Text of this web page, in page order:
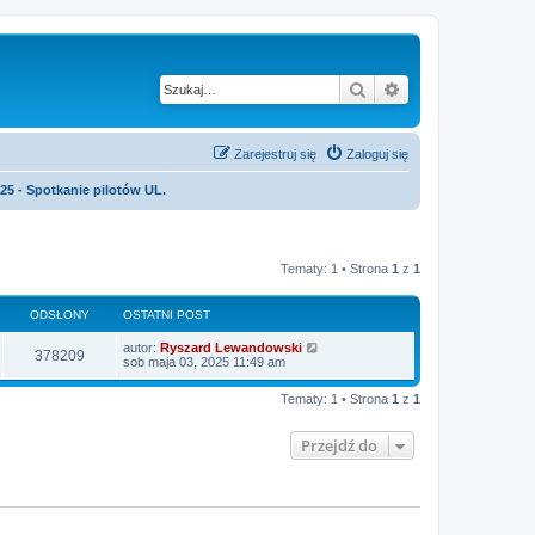
Szukaj
Zaloguj się
Zarejestruj się
- Spotkanie pilotów UL.
Tematy: 1 • Strona 1 z 1
ODSŁONY OSTATNI POST
378209
d
n
O
s
a
autor: Ryszard Lewandowski
sob maja 03, 2025 11:49 am
Tematy: 1 • Strona 1 z 1
Przejdź do